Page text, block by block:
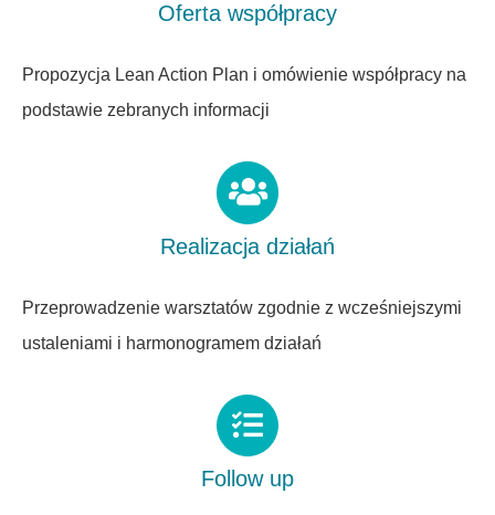
Oferta współpracy
Propozycja Lean Action Plan i omówienie współpracy na
podstawie zebranych informacji
Realizacja działań
Przeprowadzenie warsztatów zgodnie z wcześniejszymi
ustaleniami i harmonogramem działań
Follow up